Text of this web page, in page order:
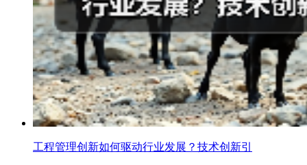
工程管理创新如何驱动行业发展？技术创新引